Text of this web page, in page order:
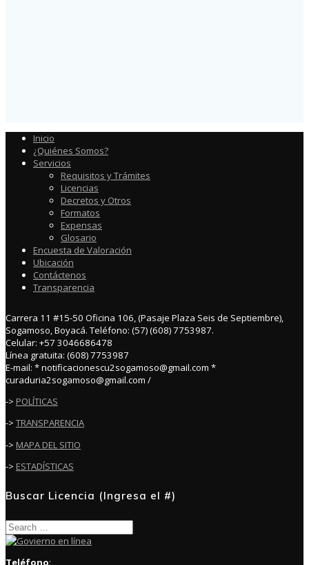
Inicio
¿Quiénes Somos?
Servicios
Requisitos y Trámites
Licencias
Decretos y Otros
Formatos
Expensas
Glosario
Encuesta de Valoración
Ubicación
Contáctenos
Transparencia
Carrera 11 #15-50 Oficina 106, (Pasaje Plaza Seis de Septiembre),
Sogamoso, Boyacá. Teléfono: (57) (608) 7753987.
Celular: +57 3046686478
Línea gratuita: (608) 7753987
E-mail: * notificacionescu2sogamoso@gmail.com *
curaduria2sogamoso@gmail.com /
-> POLÍTICAS
-> TRANSPARENCIA
-> MAPA DEL SITIO
-> ESTADÍSTICAS
Buscar Licencia (Ingresa el #)
Search
for:
Teléfono: